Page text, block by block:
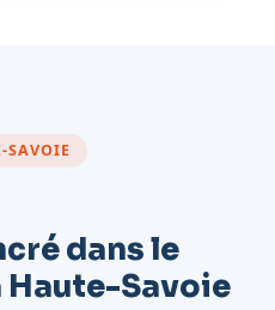
SAVOIE
dans le
Savoie